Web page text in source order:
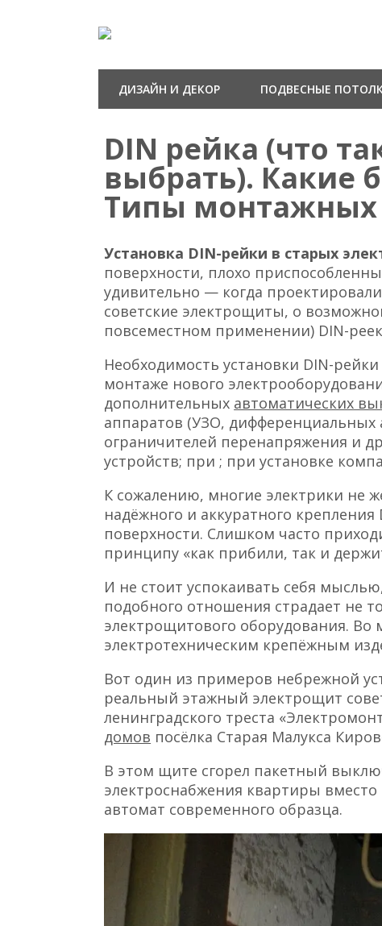
ДИЗАЙН И ДЕКОР ПОДВЕСНЫЕ
DIN рейка (что
выбрать). Какие
Типы монтажных
Установка DIN-рейки в старых
поверхности, плохо
удивительно — когда
советские электрощиты, о
повсеместном применении) DIN-
Необходимость установки DIN-
монтаже нового
дополнительных автоматических
аппаратов (УЗО, дифференциальных
ограничителей перенапряжения и
устройств; при ; при установке
К сожалению, многие электрики не
надёжного и аккуратного
поверхности. Слишком часто
принципу «как прибили, так и
И не стоит успокаивать себя
подобного отношения страдает не
электрощитового оборудования. Во
электротехническим крепёжным
Вот один из примеров небрежной
реальный этажный электрощит
ленинградского треста
домов посёлка Старая Малукса
В этом щите сгорел пакетный
электроснабжения квартиры
автомат современного образца.